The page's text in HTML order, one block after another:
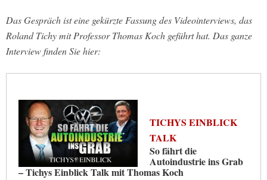
Das Gespräch ist eine gekürzte Fassung des Videointerviews, das
Roland Tichy mit Professor Thomas Koch geführt hat. Das ganze
Interview finden Sie hier:
TICHYS EINBLICK
TALK
So fährt die
Autoindustrie ins Grab
– Tichys Einblick Talk mit Thomas Koch